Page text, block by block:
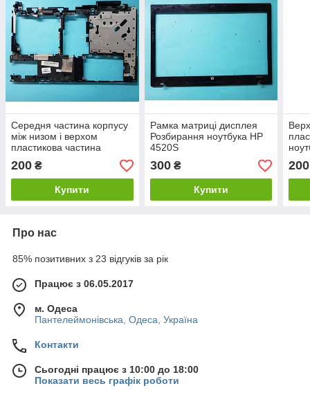
Середня частина корпусу
між низом і верхом
пластикова частина
Розбирання ноутбука HP
4520S
200 ₴
Купити
Рамка матриці дисплея
Розбирання ноутбука HP
4520S
300₴
Купити
200
Про нас
85% позитивних з 23 відгуків за рік
Працює з 06.05.2017
м. Одеса
Пантелеймонівська, Одеса, Україна
Контакти
Сьогодні працює з 10:00 до 18:00
Показати весь графік роботи